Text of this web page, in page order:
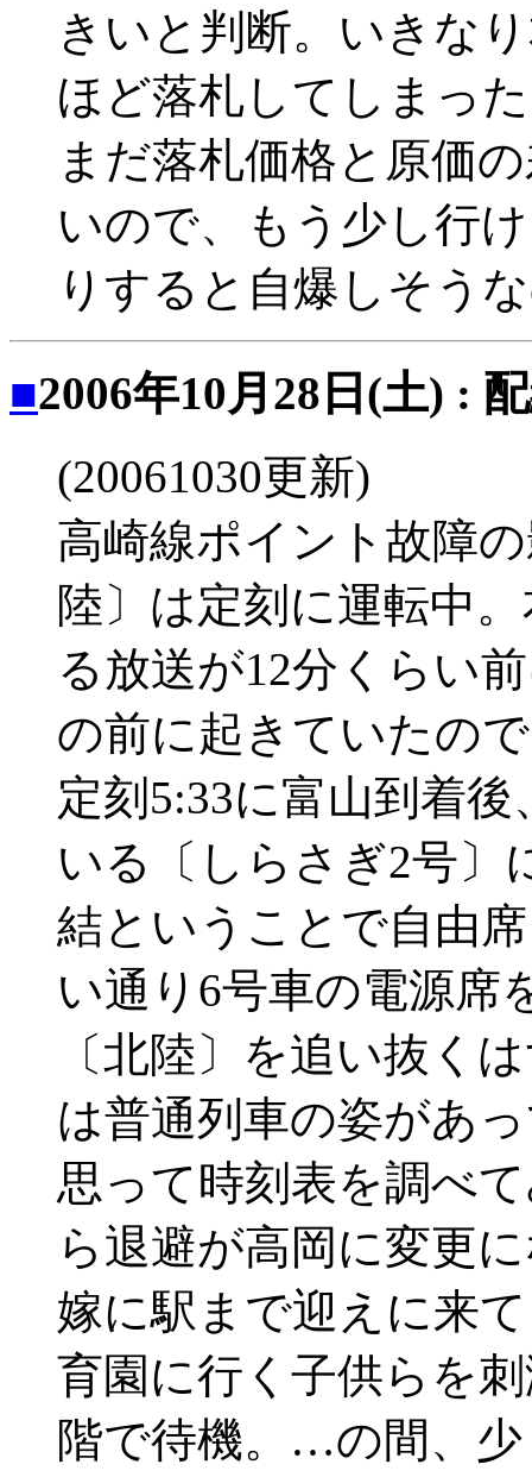
きいと判断。いきな
ほど落札してしまっ
まだ落札価格と原価
いので、もう少し行
りすると自爆しそう
■2006年10月28日(土) :
(20061030更新)
高崎線ポイント故障
陸〕は定刻に運転中
る放送が12分くらい
の前に起きていたの
定刻5:33に富山到着
いる〔しらさぎ2号〕
結ということで自由
い通り6号車の電源席
〔北陸〕を追い抜く
は普通列車の姿があ
思って時刻表を調べ
ら退避が高岡に変更
嫁に駅まで迎えに来
育園に行く子供らを
階で待機。…の間、